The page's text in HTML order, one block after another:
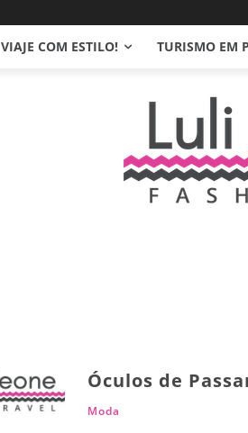
VIAJE COM ESTILO! TURISMO EM
Óculos de
Moda